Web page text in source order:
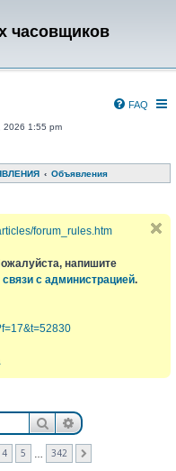
часовщиков
FAQ
2026 1:55 pm
Объявления
forum_rules.htm
напишите
с администрацией.
ПоискРасширенный
4 5 342